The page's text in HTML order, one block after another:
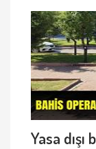
Yasa dışı